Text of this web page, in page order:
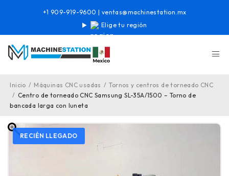
Elige tu región
+1 909-919-9600 | ventas@machinestation.mx
Inicio / Máquinas CNC usadas / Tornos y centros de torneado CNC
/ Centro de torneado CNC Samsung SL-35A/1500 – Torno de
bancada larga con luneta
RECIÉN LLEGADO